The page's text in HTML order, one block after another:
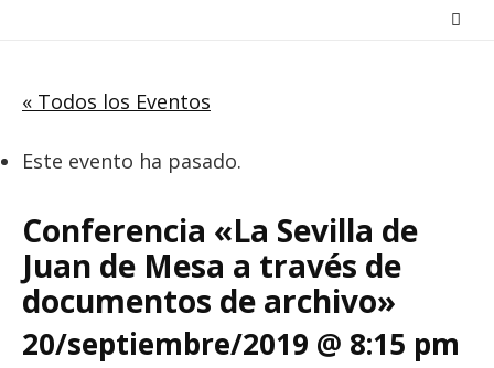
« Todos los Eventos
Este evento ha pasado.
Conferencia «La Sevilla de
Juan de Mesa a través de
documentos de archivo»
20/septiembre/2019 @ 8:15 pm